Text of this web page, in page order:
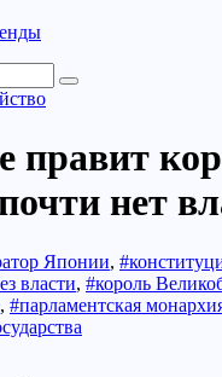
правит
нет
Японии,
власти, #король
, #парламентская